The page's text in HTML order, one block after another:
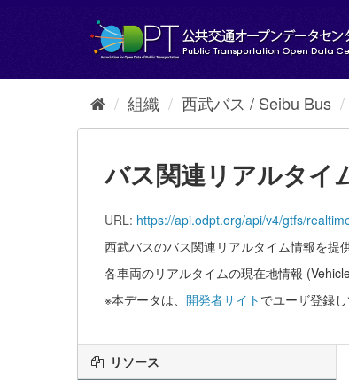
し
組織 西武バス / Seibu Bus
バス関連リアルタ
URL: https://api.odpt.org/api/v4/gtfs/
西武バスのバス関連リアルタイム情報を
各車両のリアルタイムの現在地情報
※本データは、 開発者サイト でユーザ登録
リソース